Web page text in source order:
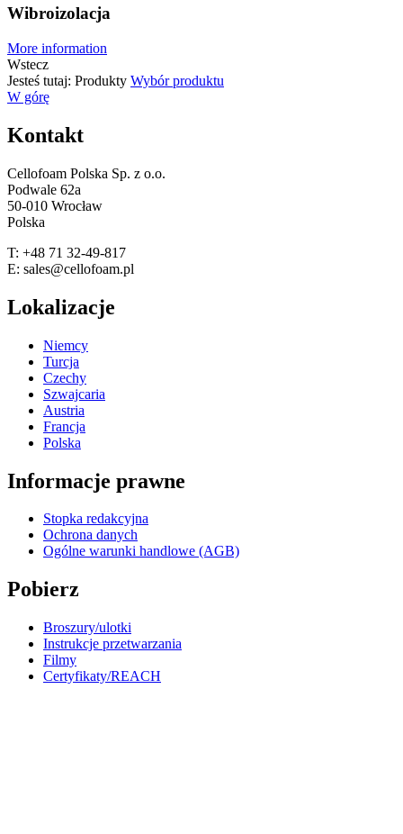
Wibroizolacja
More information
Wstecz
Jesteś tutaj: Produkty Wybór produktu
W górę
Kontakt
Cellofoam Polska Sp. z o.o.
Podwale 62a
50-010 Wrocław
Polska
T: +48 71 32-49-817
E: sales@cellofoam.pl
Lokalizacje
Niemcy
Turcja
Czechy
Szwajcaria
Austria
Francja
Polska
Informacje prawne
Stopka redakcyjna
Ochrona danych
Ogólne warunki handlowe (AGB)
Pobierz
Broszury/ulotki
Instrukcje przetwarzania
Filmy
Certyfikaty/REACH